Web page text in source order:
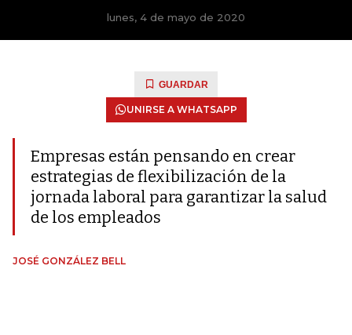
lunes, 4 de mayo de 2020
GUARDAR
UNIRSE A WHATSAPP
Empresas están pensando en crear
estrategias de flexibilización de la
jornada laboral para garantizar la salud
de los empleados
JOSÉ GONZÁLEZ BELL